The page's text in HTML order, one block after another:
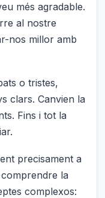
més agradable.
al nostre
nos millor amb
o tristes,
clars. Canvien la
Fins i tot la
precisament a
la
complexos: